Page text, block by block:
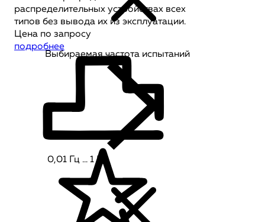
распределительных устройствах всех
типов без вывода их из эксплуатации.
Цена по запросу
подробнее
Выбираемая частота испытаний
0,01 Гц … 1 Гц